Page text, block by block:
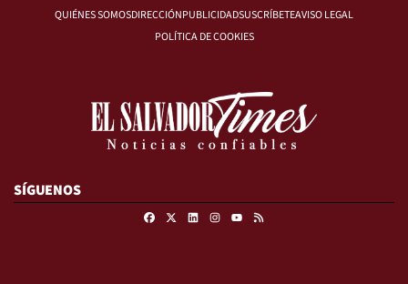
QUIÉNES SOMOSDIRECCIÓNPUBLICIDADSUSCRÍBETEAVISO LEGAL
POLÍTICA DE COOKIES
SÍGUENOS
FacebookLinkedinInstagram